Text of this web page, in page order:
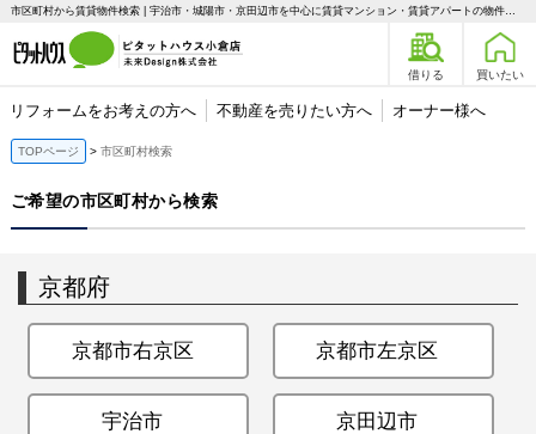
市区町村から賃貸物件検索 | 宇治市・城陽市・京田辺市を中心に賃貸マンション・賃貸アパートの物件情報が探せます
借りる 買いたい
リフォームをお考えの方へ 不動産を売りたい方へ オーナー様へ
TOPページ 市区町村検索
ご希望の市区町村から検索
京都府
京都市右京区 京都市左京区
宇治市 京田辺市